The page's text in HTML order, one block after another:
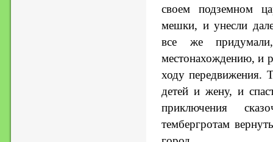
своем подземном
мешки, и унесли
все же
местонахождению, и
ходу передвижения.
детей и жену, и
приключения
тембергротам